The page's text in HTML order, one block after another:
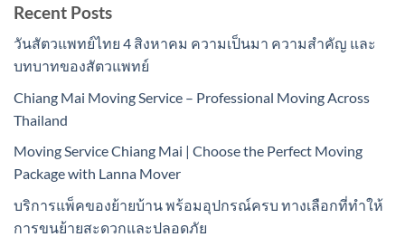
Recent Posts
วันสัตวแพทย์ไทย 4 สิงหาคม ความเป็นมา ความสำคัญ และ
บทบาทของสัตวแพทย์
Chiang Mai Moving Service – Professional Moving Across
Thailand
Moving Service Chiang Mai | Choose the Perfect Moving
Package with Lanna Mover
บริการแพ็คของย้ายบ้าน พร้อมอุปกรณ์ครบ ทางเลือกที่ทำให้
การขนย้ายสะดวกและปลอดภัย